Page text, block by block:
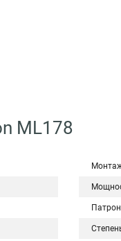
ML178
Патрон